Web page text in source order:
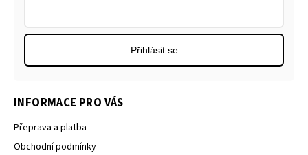
Přihlásit se
INFORMACE PRO VÁS
Přeprava a platba
Obchodní podmínky